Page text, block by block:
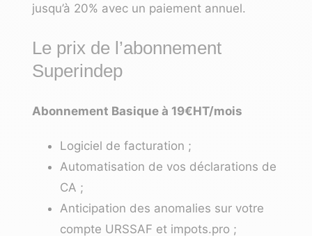
jusqu’à 20% avec un paiement annuel.
Le prix de l’abonnement
Superindep
Abonnement Basique à 19€HT/mois
Logiciel de facturation ;
Automatisation de vos déclarations de
CA ;
Anticipation des anomalies sur votre
compte URSSAF et impots.pro ;